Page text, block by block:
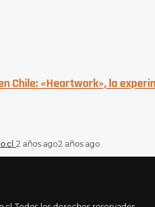
Chile: «Heartwork», la
2 años ago2 años ago